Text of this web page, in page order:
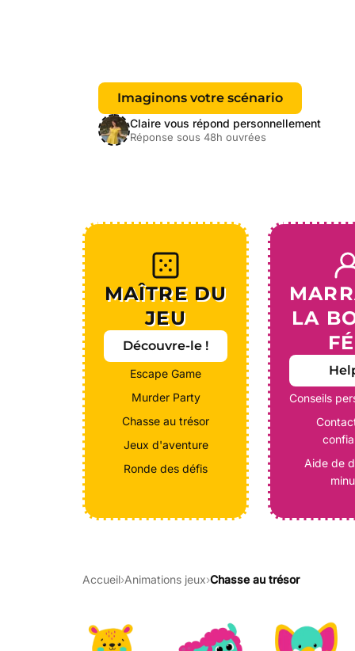
Imaginons votre scénario
Claire vous répond personnellement
Réponse sous 48h ouvrées
Les 4 piliers Totem
MAÎTRE DU
JEU
Découvre-le !
Escape Game
Murder Party
Chasse au trésor
Jeux d'aventure
Ronde des défis
LA
Conseils
Aide de
Accueil›Animations jeux›Chasse au trésor